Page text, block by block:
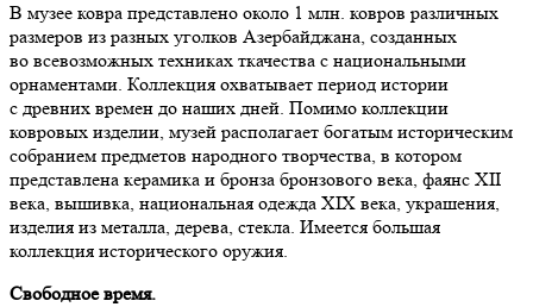
В музее ковра представлено около 1 млн. ковров различных
размеров из разных уголков Азербайджана, созданных
во всевозможных техниках ткачества с национальными
орнаментами. Коллекция охватывает период истории
с древних времен до наших дней. Помимо коллекции
ковровых изделии, музей располагает богатым историческим
собранием предметов народного творчества, в котором
представлена керамика и бронза бронзового века, фаянс XII
века, вышивка, национальная одежда XIX века, украшения,
изделия из металла, дерева, стекла. Имеется большая
коллекция исторического оружия.
Свободное время.